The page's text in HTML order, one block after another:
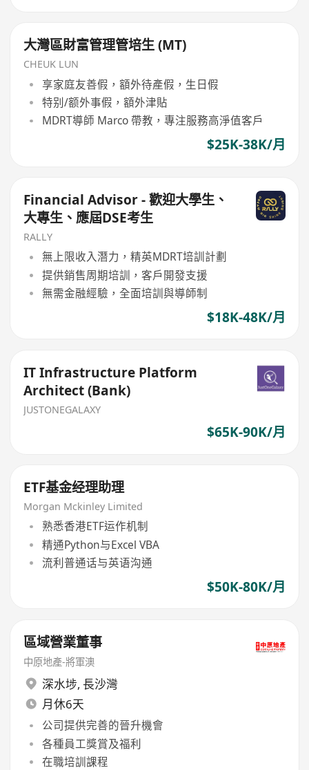
大灣區財富管理管培生 (MT)
CHEUK LUN
享家庭友善假，額外待產假，生日假
特别/额外事假，額外津貼
MDRT導師 Marco 帶教，專注服務高淨值客戶
$25K-38K/月
Financial Advisor - 歡迎大學生、
大專生、應屆DSE考生
RALLY
無上限收入潛力，精英MDRT培訓計劃
提供銷售周期培訓，客戶開發支援
無需金融經驗，全面培訓與導師制
$18K-48K/月
IT Infrastructure Platform
Architect (Bank)
JUSTONEGALAXY
$65K-90K/月
ETF基金经理助理
Morgan Mckinley Limited
熟悉香港ETF运作机制
精通Python与Excel VBA
流利普通话与英语沟通
$50K-80K/月
區域營業董事
中原地產-將軍澳
深水埗, 長沙灣
月休6天
公司提供完善的晉升機會
各種員工獎賞及福利
在職培訓課程